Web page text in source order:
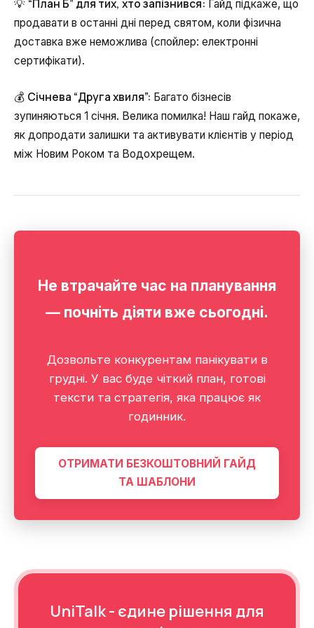
💡 “План Б” для тих, хто запізнився: Гайд підкаже, що
продавати в останні дні перед святом, коли фізична
доставка вже неможлива (спойлер: електронні
сертифікати).
💰 Січнева “Друга хвиля”: Багато бізнесів
зупиняються 1 січня. Велика помилка! Наш гайд покаже,
як допродати залишки та активувати клієнтів у період
між Новим Роком та Водохрещем.
Не втрачайте час на планування
— почніть діяти вже сьогодні.
Дозвольте конкурентам панікувати в
грудні. У вас буде чіткий план, готові
тексти та стратегія, яка працює як
годинник.
ОТРИМАТИ БЕЗКОШТОВНИЙ ГАЙД
ТА ШАБЛОНИ
UniTalk - єдине рішення для